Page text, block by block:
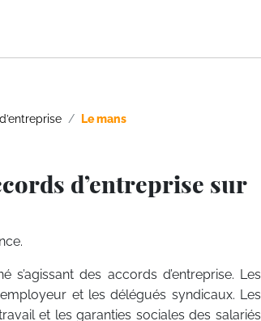
Le mans
d’entreprise sur
s’agissant des accords d’entreprise. Les
et les délégués syndicaux. Les
et les garanties sociales des salariés